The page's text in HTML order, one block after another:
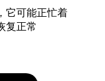
它可能正忙着
复正常